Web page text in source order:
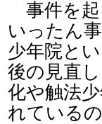
事件を起
いったん
少年院と
後の見直
化や触法
れている